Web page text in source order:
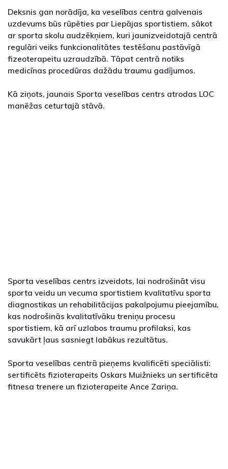
Deksnis gan norādīja, ka veselības centra galvenais
uzdevums būs rūpēties par Liepājas sportistiem, sākot
ar sporta skolu audzēkņiem, kuri jaunizveidotajā centrā
regulāri veiks funkcionalitātes testēšanu pastāvīgā
fizeoterapeitu uzraudzībā. Tāpat centrā notiks
medicīnas procedūras dažādu traumu gadījumos.
Kā ziņots, jaunais Sporta veselības centrs atrodas LOC
manēžas ceturtajā stāvā.
Sporta veselības centrs izveidots, lai nodrošināt visu
sporta veidu un vecuma sportistiem kvalitatīvu sporta
diagnostikas un rehabilitācijas pakalpojumu pieejamību,
kas nodrošinās kvalitatīvāku treniņu procesu
sportistiem, kā arī uzlabos traumu profilaksi, kas
savukārt ļaus sasniegt labākus rezultātus.
Sporta veselības centrā pieņems kvalificēti speciālisti:
sertificēts fizioterapeits Oskars Muižnieks un sertificēta
fitnesa trenere un fizioterapeite Ance Zariņa.